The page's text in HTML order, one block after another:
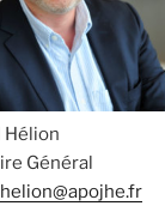
Hélion
Général